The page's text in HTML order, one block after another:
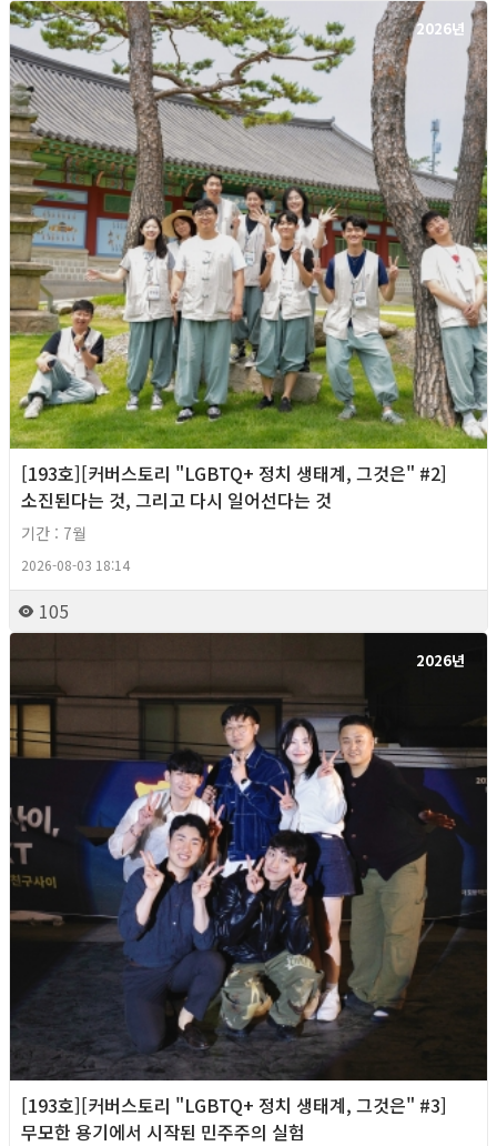
2026년
[193호][커버스토리 "LGBTQ+ 정치 생태계, 그것은" #2]
소진된다는 것, 그리고 다시 일어선다는 것
기간 : 7월
2026-08-03 18:14
105
2026년
[193호][커버스토리 "LGBTQ+ 정치 생태계, 그것은" #3]
무모한 용기에서 시작된 민주주의 실험